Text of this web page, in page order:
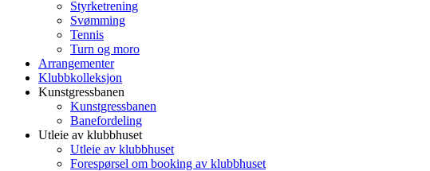
Styrketrening
Svømming
Tennis
Turn og moro
Arrangementer
Klubbkolleksjon
Kunstgressbanen
Kunstgressbanen
Banefordeling
Utleie av klubbhuset
Utleie av klubbhuset
Forespørsel om booking av klubbhuset